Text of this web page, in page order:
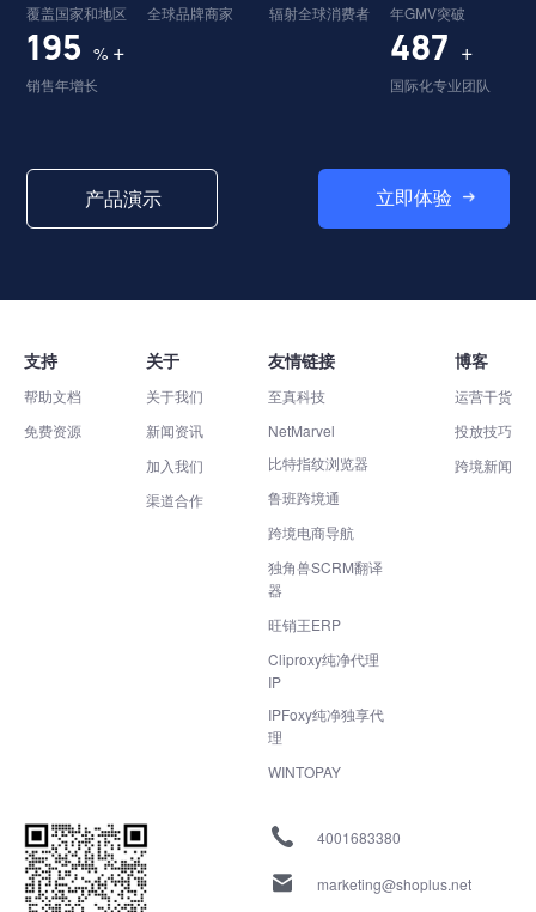
覆盖国家和地区 全球品牌商家 辐射全球消费者 年GMV突破
198 % +
销售年增长
494 +
国际化专业团队
产品演示 立即体验
支持
帮助文档
免费资源
关于
关于我们
新闻资讯
加入我们
渠道合作
友情链接
至真科技
NetMarvel
比特指纹浏览器
鲁班跨境通
跨境电商导航
独角兽SCRM翻译
器
旺销王ERP
Cliproxy纯净代理
IP
IPFoxy纯净独享代
理
WINTOPAY
博客
运营干货
投放技巧
跨境新闻
4001683380
marketing@shoplus.net